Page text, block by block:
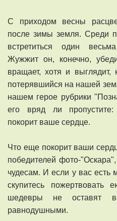
С приходом весны
после зимы земля. Среди
встретиться один
Жужжит он, конечно,
вращает, хотя и выглядит,
потерявшийся на нашей
нашем герое рубрики
его вряд ли
покорит ваше сердце.
Что еще покорит ваши
победителей фото-
чудесам. И если у вас есть
скупитесь пожертвовать
шедевры не оставят
равнодушными.